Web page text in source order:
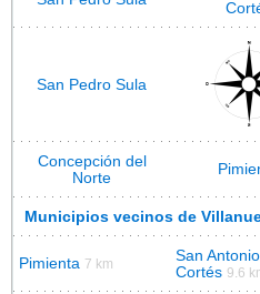
San Pedro Sula
Concepción del
Norte
Municipios vecinos de
Pimienta 7 km
San
Cortés 9.6